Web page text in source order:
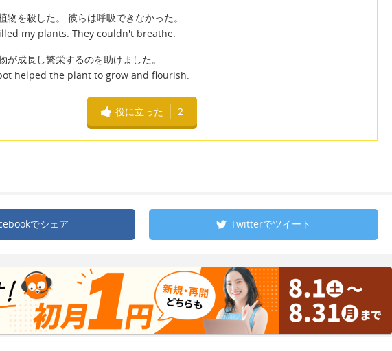
物を殺した。 彼らは呼吸できなかった。
my plants. They couldn't breathe.
が成長し繁栄するのを助けました。
helped the plant to grow and flourish.
役に立った 2
でシェア Twitterでツイート